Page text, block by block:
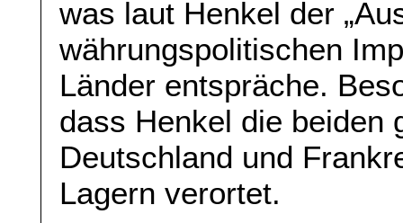
was laut Henkel der
währungspolitischen
Länder entspräche.
dass Henkel die beiden
Deutschland und
Lagern verortet.